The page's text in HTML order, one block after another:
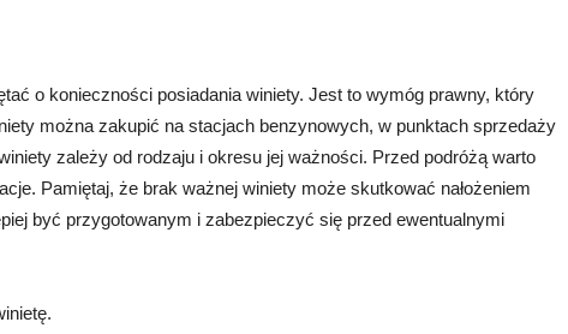
o konieczności posiadania winiety. Jest to wymóg prawny, który
można zakupić na stacjach benzynowych, w punktach sprzedaży
zależy od rodzaju i okresu jej ważności. Przed podróżą warto
Pamiętaj, że brak ważnej winiety może skutkować nałożeniem
być przygotowanym i zabezpieczyć się przed ewentualnymi